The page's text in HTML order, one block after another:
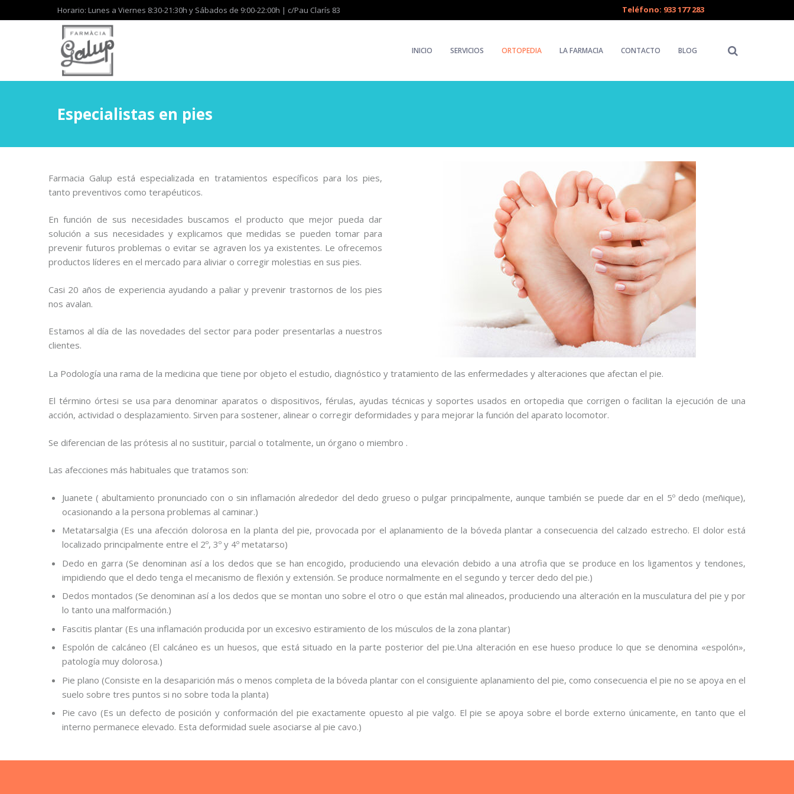
Teléfono: 933 177 283
Horario: Lunes a Viernes 8:30-21:30h y Sábados de 9:00-22:00h | c/Pau Clarís 83
INICIO SERVICIOS ORTOPEDIA LA FARMACIA CONTACTO BLOG
Especialistas en pies
Farmacia Galup está especializada en tratamientos específicos para los pies,
tanto preventivos como terapéuticos.
En función de sus necesidades buscamos el producto que mejor pueda dar
solución a sus necesidades y explicamos que medidas se pueden tomar para
prevenir futuros problemas o evitar se agraven los ya existentes. Le ofrecemos
productos líderes en el mercado para aliviar o corregir molestias en sus pies.
Casi 20 años de experiencia ayudando a paliar y prevenir trastornos de los pies
nos avalan.
Estamos al día de las novedades del sector para poder presentarlas a nuestros
clientes.
La Podología una rama de la medicina que tiene por objeto el estudio, diagnóstico y tratamiento de las enfermedades y alteraciones que afectan el pie.
El término órtesi se usa para denominar aparatos o dispositivos, férulas, ayudas técnicas y soportes usados en ortopedia que corrigen o facilitan la ejecución de una
acción, actividad o desplazamiento. Sirven para sostener, alinear o corregir deformidades y para mejorar la función del aparato locomotor.
Se diferencian de las prótesis al no sustituir, parcial o totalmente, un órgano o miembro .
Las afecciones más habituales que tratamos son:
Juanete ( abultamiento pronunciado con o sin inflamación alrededor del dedo grueso o pulgar principalmente, aunque también se puede dar en el 5º dedo (meñique),
ocasionando a la persona problemas al caminar.)
Metatarsalgia (Es una afección dolorosa en la planta del pie, provocada por el aplanamiento de la bóveda plantar a consecuencia del calzado estrecho. El dolor está
localizado principalmente entre el 2º, 3º y 4º metatarso)
Dedo en garra (Se denominan así a los dedos que se han encogido, produciendo una elevación debido a una atrofia que se produce en los ligamentos y tendones,
impidiendo que el dedo tenga el mecanismo de flexión y extensión. Se produce normalmente en el segundo y tercer dedo del pie.)
Dedos montados (Se denominan así a los dedos que se montan uno sobre el otro o que están mal alineados, produciendo una alteración en la musculatura del pie y por
lo tanto una malformación.)
Fascitis plantar (Es una inflamación producida por un excesivo estiramiento de los músculos de la zona plantar)
Espolón de calcáneo (El calcáneo es un huesos, que está situado en la parte posterior del pie.Una alteración en ese hueso produce lo que se denomina «espolón»,
patología muy dolorosa.)
Pie plano (Consiste en la desaparición más o menos completa de la bóveda plantar con el consiguiente aplanamiento del pie, como consecuencia el pie no se apoya en el
suelo sobre tres puntos si no sobre toda la planta)
Pie cavo (Es un defecto de posición y conformación del pie exactamente opuesto al pie valgo. El pie se apoya sobre el borde externo únicamente, en tanto que el
interno permanece elevado. Esta deformidad suele asociarse al pie cavo.)